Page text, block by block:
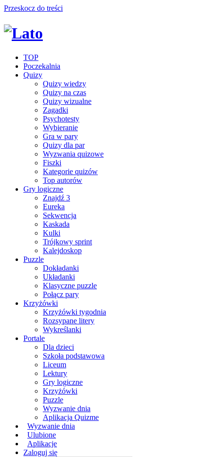
Przeskocz do treści
TOP
Poczekalnia
Quizy
Quizy wiedzy
Quizy na czas
Quizy wizualne
Zagadki
Psychotesty
Wybieranie
Gra w pary
Quizy dla par
Wyzwania quizowe
Fiszki
Kategorie quizów
Top autorów
Gry logiczne
Znajdź 3
Eureka
Sekwencja
Kaskada
Kulki
Trójkowy sprint
Kalejdoskop
Puzzle
Dokładanki
Układanki
Klasyczne puzzle
Połącz pary
Krzyżówki
Krzyżówki tygodnia
Rozsypane litery
Wykreślanki
Portale
Dla dzieci
Szkoła podstawowa
Liceum
Lektury
Gry logiczne
Krzyżówki
Puzzle
Wyzwanie dnia
Aplikacja Quizme
Wyzwanie dnia
Ulubione
Aplikacje
Zaloguj się